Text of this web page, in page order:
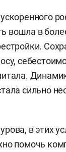
вошла в
сильно
в этих
помочь